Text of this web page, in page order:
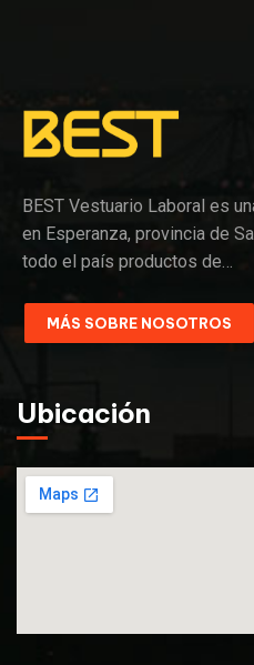
BEST Vestuario Laboral es
en Esperanza, provincia de
todo el país productos de…
MÁS SOBRE NOSOTROS
Ubicación